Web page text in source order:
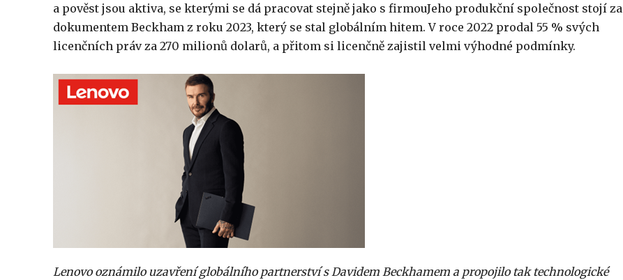
a pověst jsou aktiva, se kterými se dá pracovat stejně jako s firmouJeho produkční společnost stojí za
dokumentem Beckham z roku 2023, který se stal globálním hitem. V roce 2022 prodal 55 % svých
licenčních práv za 270 milionů dolarů, a přitom si licenčně zajistil velmi výhodné podmínky.
Lenovo oznámilo uzavření globálního partnerství s Davidem Beckhamem a propojilo tak technologické